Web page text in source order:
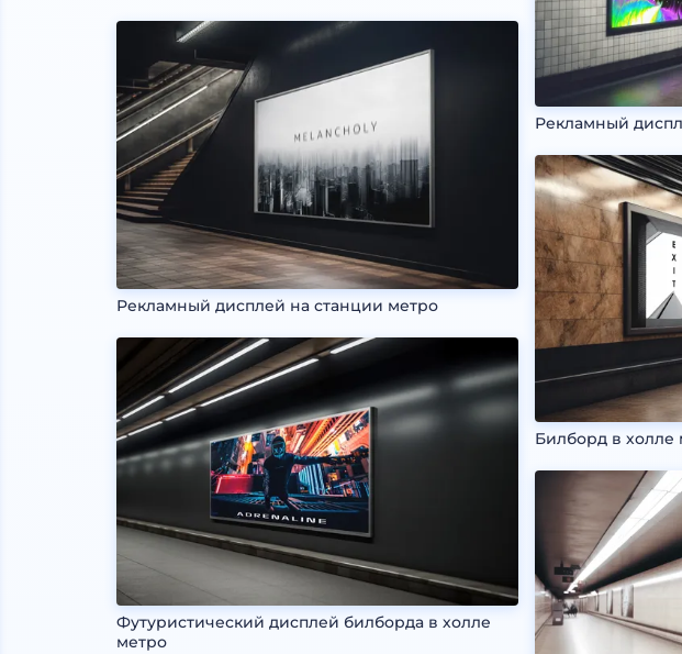
Рекламный дисплей на станции метро
Футуристический дисплей билборда в холле
метро
Рекламный
Билборд в холле